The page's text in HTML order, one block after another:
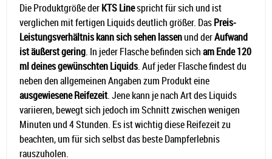
Die Produktgröße derKTS Linespricht für sich und ist
verglichen mit fertigen Liquids deutlich größer. DasPreis-
Leistungsverhältnis kann sich sehen lassenund derAufwand
ist äußerst gering. In jeder Flasche befinden sicham Ende 120
ml deines gewünschten Liquids. Auf jeder Flasche findest du
neben den allgemeinen Angaben zum Produkt eine
ausgewiesene Reifezeit. Jene kann je nach Art des Liquids
variieren, bewegt sich jedoch im Schnitt zwischen wenigen
Minuten und 4 Stunden. Es ist wichtig diese Reifezeit zu
beachten, um für sich selbst das beste Dampferlebnis
rauszuholen.